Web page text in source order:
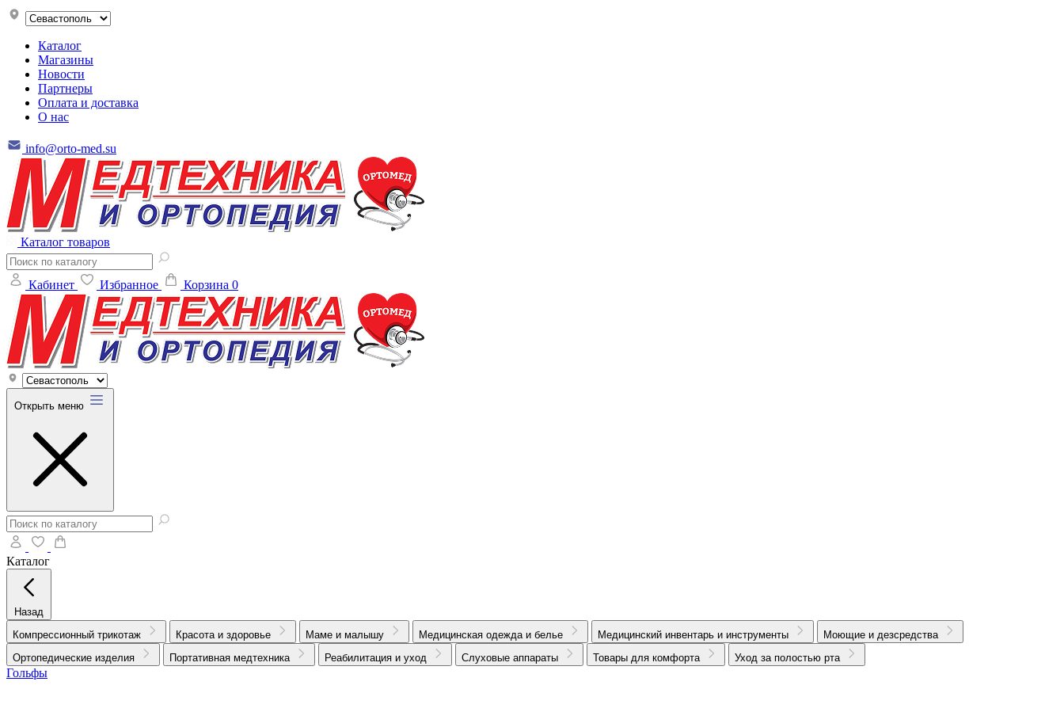
Каталог
Магазины
Новости
Партнеры
Оплата и доставка
О нас
info@orto-med.su
Каталог товаров
Кабинет Избранное Корзина 0
Открыть меню
Каталог
Назад
Компрессионный трикотаж
Красота и здоровье Маме и малышу Медицинская одежда и белье Медицинский инвентарь и инструменты
Моющие и дезсредства
Ортопедические изделия
Портативная медтехника Реабилитация и уход Слуховые аппараты Товары для комфорта Уход за полостью рта
Гольфы